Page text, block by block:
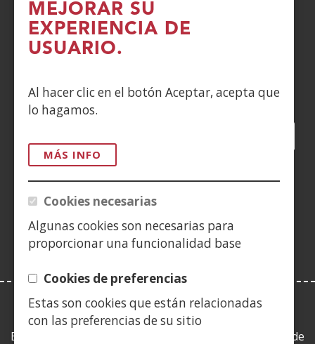
MEJORAR SU
EXPERIENCIA DE
USUARIO.
Al hacer clic en el botón Aceptar, acepta que
lo hagamos.
MÁS INFO
Cookies necesarias
Algunas cookies son necesarias para
proporcionar una funcionalidad base
Cookies de preferencias
Estas son cookies que están relacionadas
con las preferencias de su sitio
DENUNCIAS
Siguenos en:
en
nueva
ventana)
en
nueva
ventana)
nueva
ventana)
nueva
ventana)
ventana)ventana)ventana)
en
(Abre
LEY DE TRANSPARENCIA
Esta web se ajusta a lo establecido en la Ley 19/2013, de